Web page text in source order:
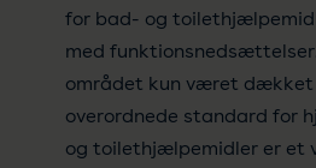
for bad- og
med
området kun været dækket
overordnede standard for
og toilethjælpemidler er et